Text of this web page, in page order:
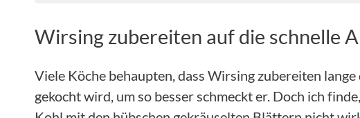
Wirsing zubereiten auf die schnelle
Viele Köche behaupten, dass Wirsing zubereiten
gekocht wird, um so besser schmeckt er. Doch ich